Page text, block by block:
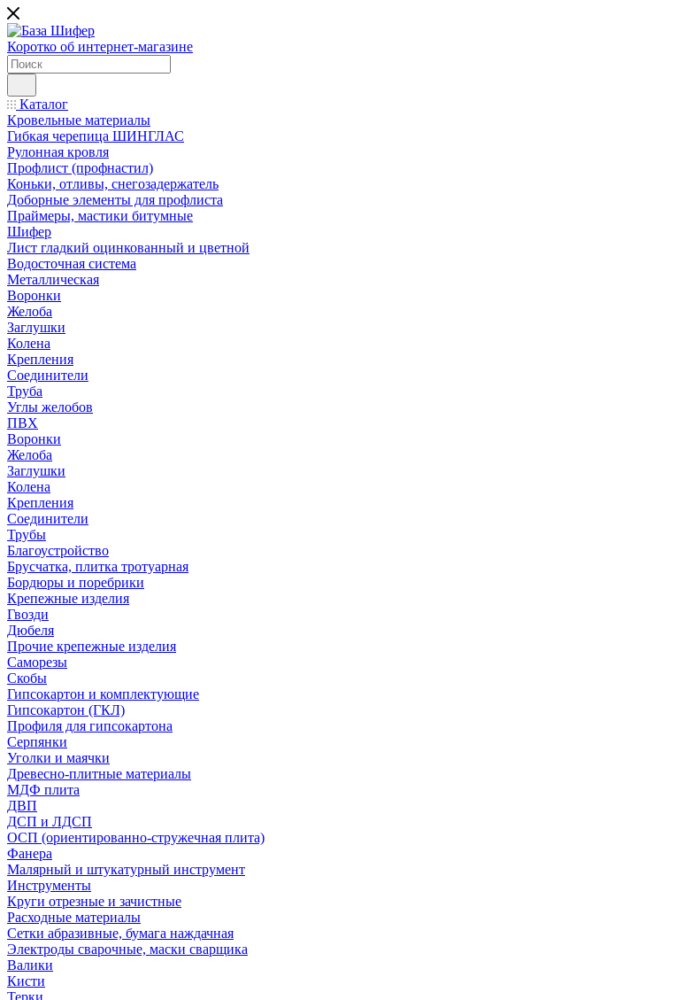
Коротко об интернет-магазине
Каталог
Кровельные материалы
Гибкая черепица ШИНГЛАС
Рулонная кровля
Профлист (профнастил)
Коньки, отливы, снегозадержатель
Доборные элементы для профлиста
Праймеры, мастики битумные
Шифер
Лист гладкий оцинкованный и цветной
Водосточная система
Металлическая
Воронки
Желоба
Заглушки
Колена
Крепления
Соединители
Труба
Углы желобов
ПВХ
Воронки
Желоба
Заглушки
Колена
Крепления
Соединители
Трубы
Благоустройство
Брусчатка, плитка тротуарная
Бордюры и поребрики
Крепежные изделия
Гвозди
Дюбеля
Прочие крепежные изделия
Саморезы
Скобы
Гипсокартон и комплектующие
Гипсокартон (ГКЛ)
Профиля для гипсокартона
Серпянки
Уголки и маячки
Древесно-плитные материалы
МДФ плита
ДВП
ДСП и ЛДСП
ОСП (ориентированно-стружечная плита)
Фанера
Малярный и штукатурный инструмент
Инструменты
Круги отрезные и зачистные
Расходные материалы
Сетки абразивные, бумага наждачная
Электроды сварочные, маски сварщика
Валики
Кисти
Терки